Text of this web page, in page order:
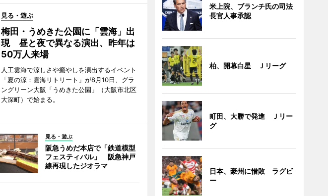
見る・遊ぶ
梅田・うめきた公園に「雲海」出
現 昼と夜で異なる演出、昨年は
50万人来場
人工雲海で涼しさや癒やしを演出するイベント
「夏の涼：雲海リトリート」が8月10日、グラ
ングリーン大阪「うめきた公園」（大阪市北区
大深町）で始まる。
見る・遊ぶ
阪急うめだ本店で「鉄道模型
フェスティバル」 阪急神戸
線再現したジオラマ
米上院、ブランチ氏の司法
長官人事承認
柏、開幕白星 Ｊリーグ
町田、大勝で発進 Ｊリー
グ
日本、豪州に惜敗 ラグビ
ー